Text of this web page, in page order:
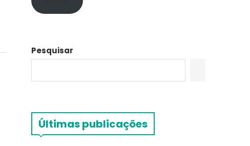
Pesquisar
Últimas publicações